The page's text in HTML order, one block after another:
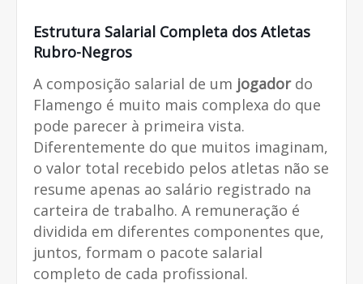
Estrutura Salarial Completa dos Atletas
Rubro-Negros
A composição salarial de um jogadordo
Flamengo é muito mais complexa do que
pode parecer à primeira vista.
Diferentemente do que muitos imaginam,
o valor total recebido pelos atletas não se
resume apenas ao salário registrado na
carteira de trabalho. A remuneração é
dividida em diferentes componentes que,
juntos, formam o pacote salarial
completo de cada profissional.